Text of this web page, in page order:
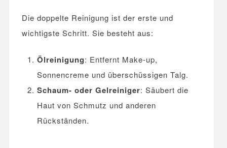
Die doppelte Reinigung ist der erste und
wichtigste Schritt. Sie besteht aus:
Ölreinigung: Entfernt Make-up,
Sonnencreme und überschüssigen Talg.
Schaum- oder Gelreiniger: Säubert die
Haut von Schmutz und anderen
Rückständen.